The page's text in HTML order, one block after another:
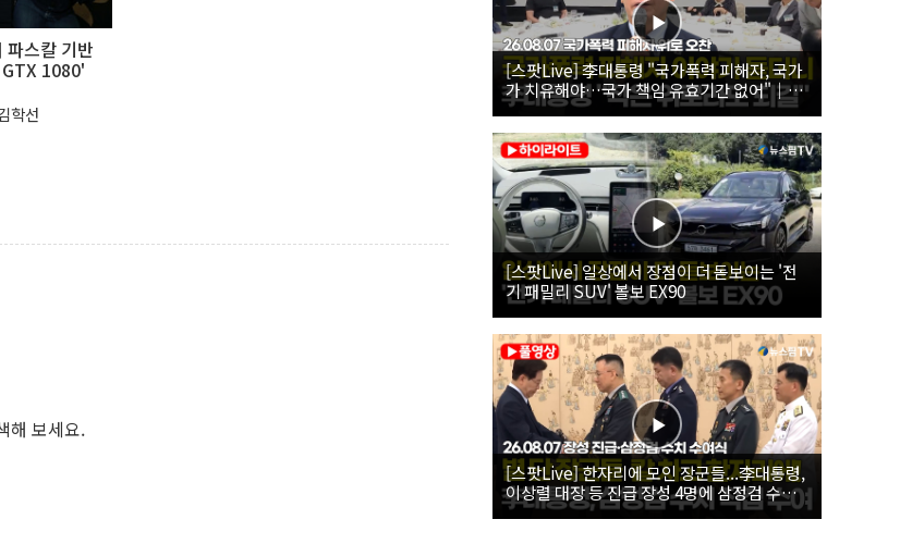
스칼 기반
1080'
학선
해 보세요.
[스팟Live] 李대통령 "국가폭력 피해자, 국가
가 치유해야…국가 책임 유효기간 없어"｜
26.08.07 국가폭력 피해자 위로 오찬
[스팟Live] 일상에서 장점이 더 돋보이는 '전
기 패밀리 SUV' 볼보 EX90
[스팟Live] 한자리에 모인 장군들...李대통령,
이상렬 대장 등 진급 장성 4명에 삼정검 수치
직접 수여｜26.08.07 장성 진급·삼정검 수치